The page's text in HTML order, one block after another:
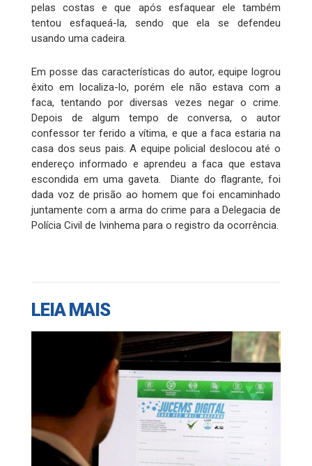
pelas costas e que após esfaquear ele também
tentou esfaqueá-la, sendo que ela se defendeu
usando uma cadeira.
Em posse das características do autor, equipe logrou
êxito em localiza-lo, porém ele não estava com a
faca, tentando por diversas vezes negar o crime.
Depois de algum tempo de conversa, o autor
confessor ter ferido a vítima, e que a faca estaria na
casa dos seus pais. A equipe policial deslocou até o
endereço informado e aprendeu a faca que estava
escondida em uma gaveta. Diante do flagrante, foi
dada voz de prisão ao homem que foi encaminhado
juntamente com a arma do crime para a Delegacia de
Polícia Civil de Ivinhema para o registro da ocorrência.
LEIA MAIS